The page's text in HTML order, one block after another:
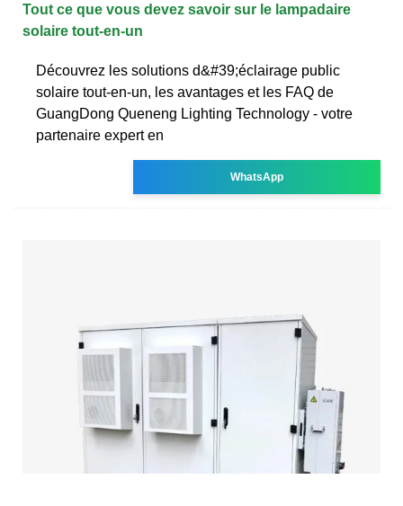
Tout ce que vous devez savoir sur le lampadaire
solaire tout-en-un
Découvrez les solutions d&#39;éclairage public
solaire tout-en-un, les avantages et les FAQ de
GuangDong Queneng Lighting Technology - votre
partenaire expert en
WhatsApp